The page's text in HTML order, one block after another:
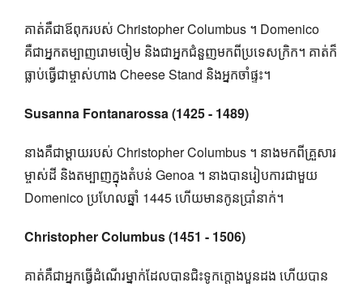
គាត់គឺជាឪពុករបស់ Christopher Columbus ។ Domenico
គឺជាអ្នកតម្បាញរោមចៀម និងជាអ្នកជំនួញមកពីប្រទេសក្រិក។ គាត់​ក៏​
ធ្លាប់​ធ្វើ​ជា​ម្ចាស់​ហាង Cheese Stand និង​អ្នក​ចាំ​ផ្ទះ​។
Susanna Fontanarossa (1425 - 1489)
នាងគឺជាម្តាយរបស់ Christopher Columbus ។ នាងមកពីគ្រួសារ
ម្ចាស់ដី និងតម្បាញក្នុងតំបន់ Genoa ។ នាងបានរៀបការជាមួយ
Domenico ប្រហែលឆ្នាំ 1445 ហើយមានកូនប្រាំនាក់។
Christopher Columbus (1451 - 1506)
គាត់គឺជាអ្នកធ្វើដំណើរម្នាក់ដែលបានជិះទូកក្តោងបួនដង ហើយបាន